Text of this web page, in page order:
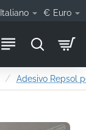
Italiano € Euro
Adesivo Repsol